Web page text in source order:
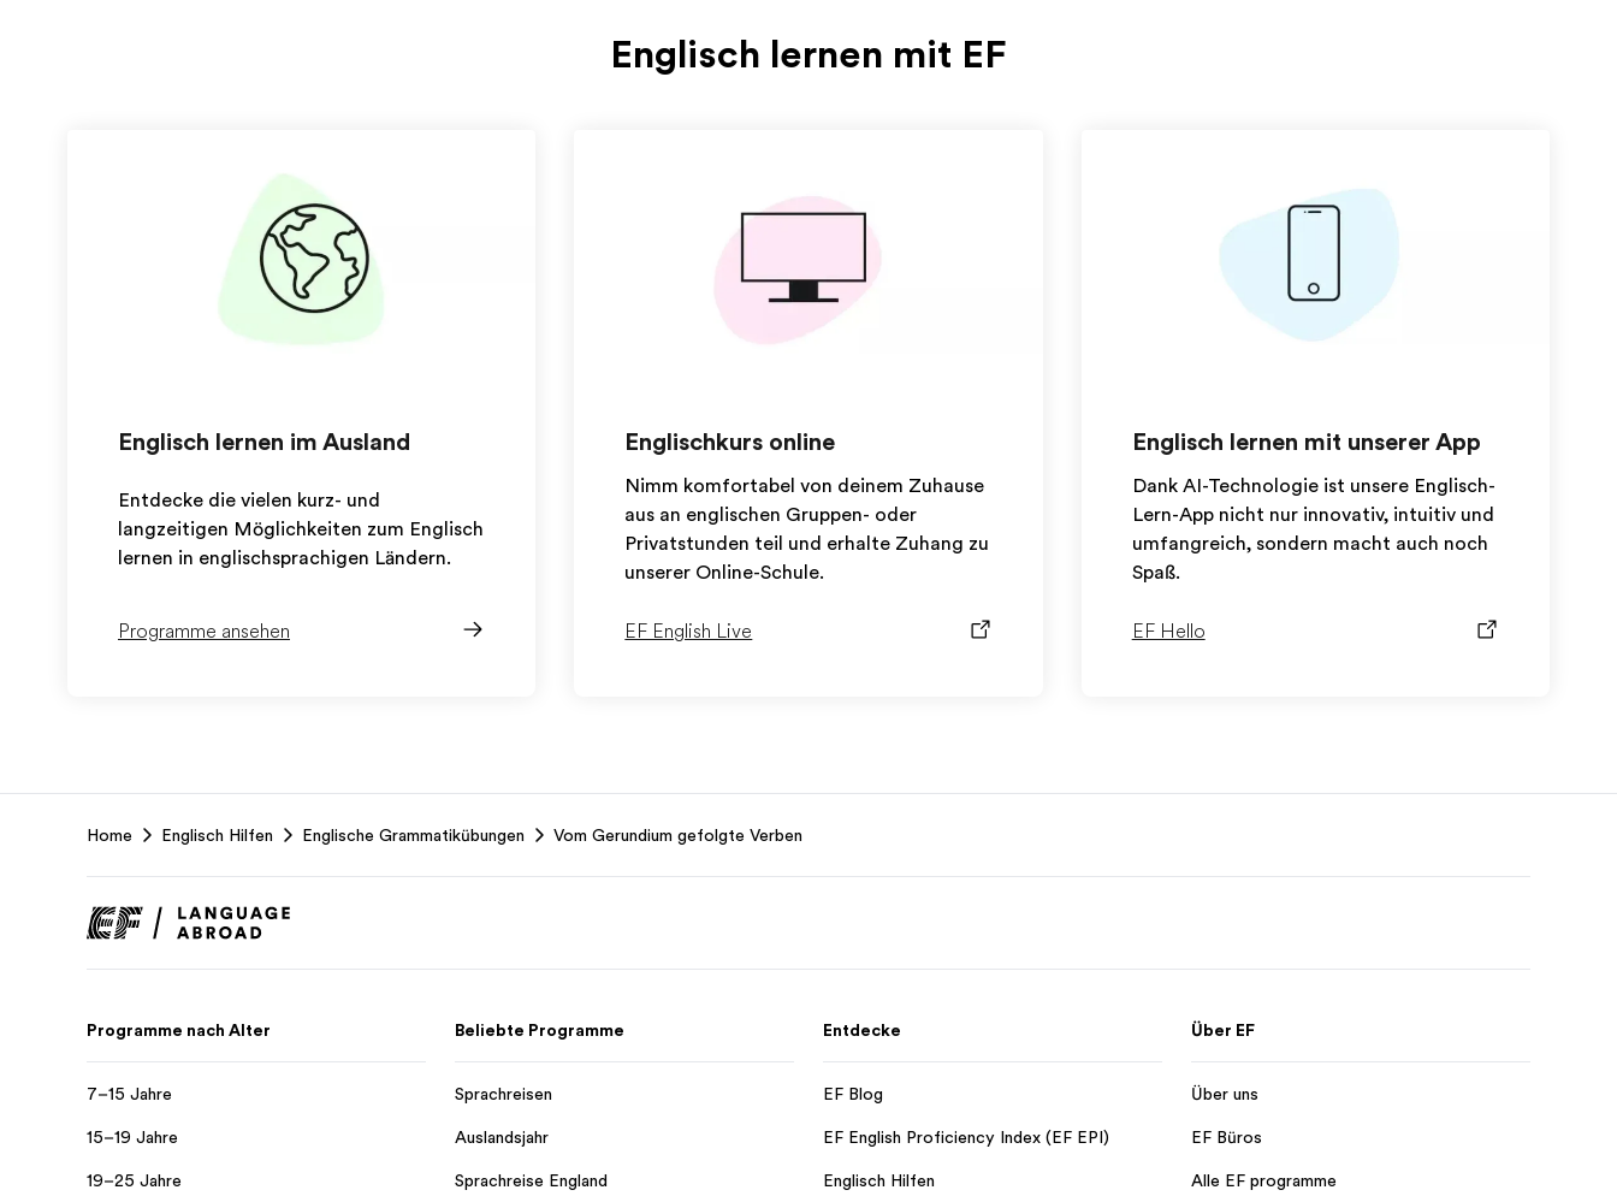
Englisch lernen mit EF
Englisch lernen im Ausland
Entdecke die vielen kurz- und
langzeitigen Möglichkeiten zum Englisch
lernen in englischsprachigen Ländern.
Programme ansehen
Englischkurs online
Nimm komfortabel von deinem Zuhause
aus an englischen Gruppen- oder
Privatstunden teil und erhalte Zuhang zu
unserer Online-Schule.
EF English Live
Englisch lernen mit unserer App
Dank AI-Technologie ist unsere Englisch-
Lern-App nicht nur innovativ, intuitiv und
umfangreich, sondern macht auch noch
Spaß.
EF Hello
Home Englisch Hilfen Englische Grammatikübungen Vom Gerundium gefolgte Verben
Programme nach Alter
7–15 Jahre
15–19 Jahre
19–25 Jahre
Beliebte Programme
Sprachreisen
Auslandsjahr
Sprachreise England
Entdecke
EF Blog
EF English Proficiency Index (EF EPI)
Englisch Hilfen
Über EF
Über uns
EF Büros
Alle EF programme